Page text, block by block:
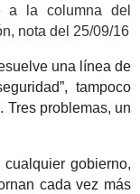
a la columna del
nota del 25/09/16
una línea de
tampoco
Tres problemas, un
gobierno,
cada vez más